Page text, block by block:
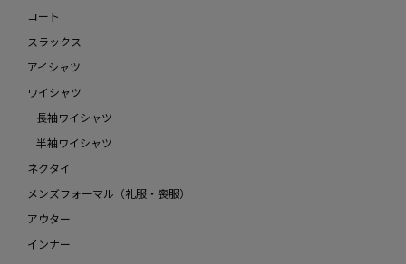
コート
スラックス
アイシャツ
ワイシャツ
長袖ワイシャツ
半袖ワイシャツ
ネクタイ
メンズフォーマル（礼服・喪服）
アウター
インナー